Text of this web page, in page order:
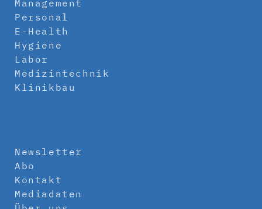
Management
Personal
E-Health
Hygiene
Labor
Medizintechnik
Klinikbau
Newsletter
Abo
Kontakt
Mediadaten